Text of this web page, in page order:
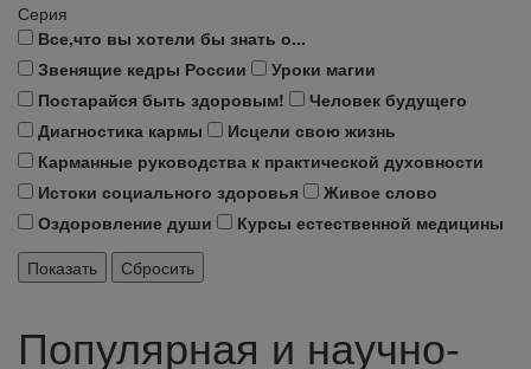
Серия
Все,что вы хотели бы знать о...
Звенящие кедры России
Уроки магии
Постарайся быть здоровым!
Человек будущего
Диагностика кармы
Исцели свою жизнь
Карманные руководства к практической духовности
Истоки социального здоровья
Живое слово
Оздоровление души
Курсы естественной медицины
Популярная и научно-